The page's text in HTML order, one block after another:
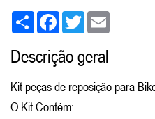
Share FacebookTwitter
Descrição geral
Kit peças de reposição para
O Kit Contém: